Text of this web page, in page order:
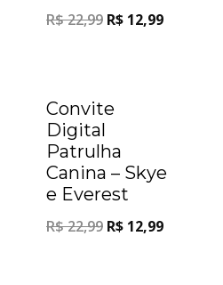
R$22,99 R$ 12,99
Convite
Digital
Patrulha
Canina – Skye
e Everest
R$22,99 R$ 12,99